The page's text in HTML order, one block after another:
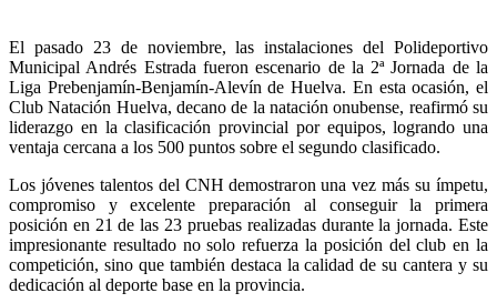
El pasado 23 de noviembre, las instalaciones del Polideportivo
Municipal Andrés Estrada fueron escenario de la 2ª Jornada de la
Liga Prebenjamín-Benjamín-Alevín de Huelva. En esta ocasión, el
Club Natación Huelva, decano de la natación onubense, reafirmó su
liderazgo en la clasificación provincial por equipos, logrando una
ventaja cercana a los 500 puntos sobre el segundo clasificado.
Los jóvenes talentos del CNH demostraron una vez más su ímpetu,
compromiso y excelente preparación al conseguir la primera
posición en 21 de las 23 pruebas realizadas durante la jornada. Este
impresionante resultado no solo refuerza la posición del club en la
competición, sino que también destaca la calidad de su cantera y su
dedicación al deporte base en la provincia.